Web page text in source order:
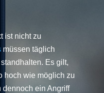
ist nicht zu
müssen täglich
Es gilt,
hoch wie möglich zu
ein Angriff